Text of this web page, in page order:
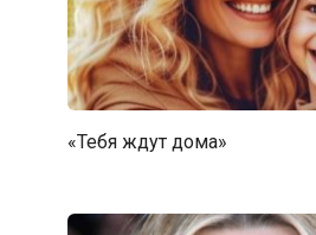
«Тебя ждут дома»